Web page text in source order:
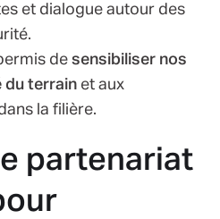
et dialogue autour des
de sensibiliser nos
du terrain et aux
la filière.
partenariat